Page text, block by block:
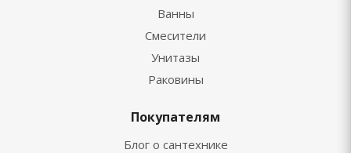
Ванны
Смесители
Унитазы
Раковины
Покупателям
Блог о сантехнике